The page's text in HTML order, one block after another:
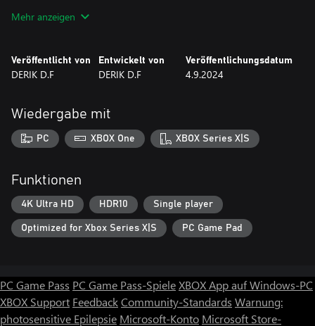
meisten erregte, waren die Hamburger.
auf der Insel verstreuten Hamburger zu sammeln.
Mehr anzeigen
Veröffentlicht von
DERIK D.F
Entwickelt von
DERIK D.F
Veröffentlichungsdatum
4.9.2024
Wiedergabe mit
PC XBOX One XBOX Series X|S
Funktionen
4K Ultra HD HDR10 Single player
Optimized for Xbox Series X|S PC Game Pad
PC Game Pass PC Game Pass-SpieleXBOX App auf Windows-PC
XBOX Support FeedbackCommunity-Standards Warnung:
photosensitive Epilepsie Microsoft-Konto Microsoft Store-